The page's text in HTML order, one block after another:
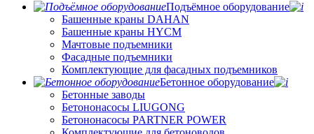
Подъёмное оборудование
Башенные краны DAHAN
Башенные краны HYCM
Мачтовые подъемники
Фасадные подъемники
Комплектующие для фасадных подъемников
Бетонное оборудование
Бетонные заводы
Бетононасосы LIUGONG
Бетононасосы PARTNER POWER